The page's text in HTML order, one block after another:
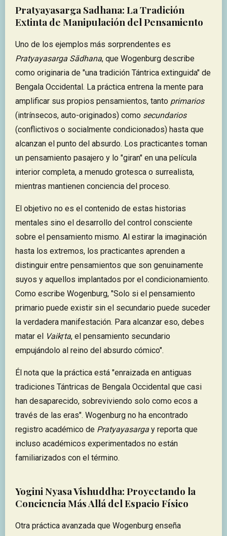
Pratyayasarga Sadhana: La Tradición
Extinta de Manipulación del Pensamiento
Uno de los ejemplos más sorprendentes es
Pratyayasarga Sādhana, que Wogenburg describe
como originaria de "una tradición Tántrica extinguida" de
Bengala Occidental. La práctica entrena la mente para
amplificar sus propios pensamientos, tanto primarios
(intrínsecos, auto-originados) como secundarios
(conflictivos o socialmente condicionados) hasta que
alcanzan el punto del absurdo. Los practicantes toman
un pensamiento pasajero y lo "giran" en una película
interior completa, a menudo grotesca o surrealista,
mientras mantienen conciencia del proceso.
El objetivo no es el contenido de estas historias
mentales sino el desarrollo del control consciente
sobre el pensamiento mismo. Al estirar la imaginación
hasta los extremos, los practicantes aprenden a
distinguir entre pensamientos que son genuinamente
suyos y aquellos implantados por el condicionamiento.
Como escribe Wogenburg, "Solo si el pensamiento
primario puede existir sin el secundario puede suceder
la verdadera manifestación. Para alcanzar eso, debes
matar el Vaikṛta, el pensamiento secundario
empujándolo al reino del absurdo cómico".
Él nota que la práctica está "enraizada en antiguas
tradiciones Tántricas de Bengala Occidental que casi
han desaparecido, sobreviviendo solo como ecos a
través de las eras". Wogenburg no ha encontrado
registro académico de Pratyayasarga y reporta que
incluso académicos experimentados no están
familiarizados con el término.
Yogini Nyasa Vishuddha: Proyectando la
Conciencia Más Allá del Espacio Físico
Otra práctica avanzada que Wogenburg enseña